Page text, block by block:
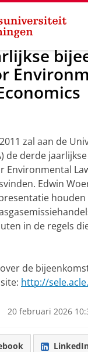
Organisatie
zal aan de
de derde
Environmental
Edwin
in de regels
de
http://
20 februari 2026